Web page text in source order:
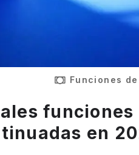
Funciones
en